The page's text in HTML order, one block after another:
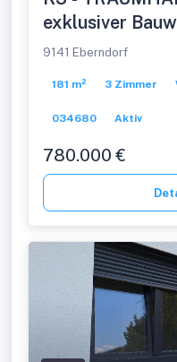
exklusiver
Dorfrandlage,
9141 Eberndorf
181 m² 3 Zimmer
034680 Aktiv
780.000 €